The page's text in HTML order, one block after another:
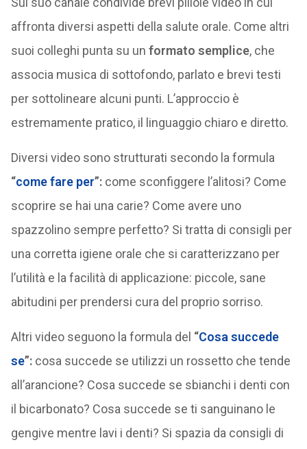
affronta diversi aspetti della salute orale. Come altri
suoi colleghi punta su un formato semplice, che
associa musica di sottofondo, parlato e brevi testi
per sottolineare alcuni punti. L’approccio è
estremamente pratico, il linguaggio chiaro e diretto.
Diversi video sono strutturati secondo la formula
“come fare per”:come sconfiggere l’alitosi? Come
scoprire se hai una carie? Come avere uno
spazzolino sempre perfetto? Si tratta di consigli per
una corretta igiene orale che si caratterizzano per
l’utilità e la facilità di applicazione: piccole, sane
abitudini per prendersi cura del proprio sorriso.
Altri video seguono la formula del “Cosa succede
se”:cosa succede se utilizzi un rossetto che tende
all’arancione? Cosa succede se sbianchi i denti con
il bicarbonato? Cosa succede se ti sanguinano le
gengive mentre lavi i denti? Si spazia da consigli di